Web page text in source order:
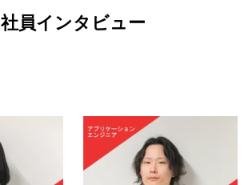
社員インタビュー